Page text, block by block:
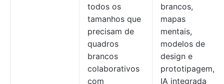
todos os
tamanhos que
precisam de
quadros
brancos
colaborativos
com
brancos,
mapas
mentais,
modelos de
design e
prototipagem,
IA integrada